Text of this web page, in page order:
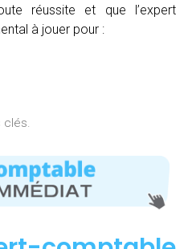
réussite et que l’expert
à jouer pour :
clés.